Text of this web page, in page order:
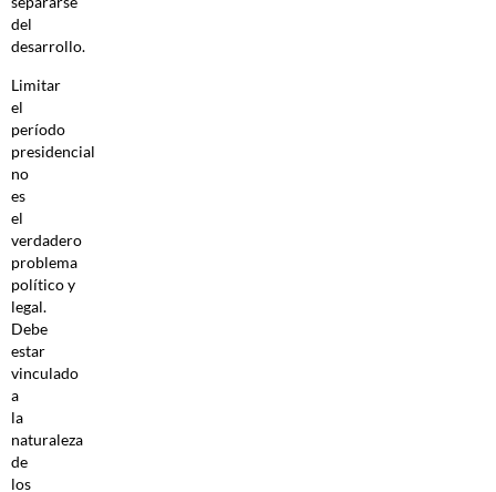
del
desarrollo.
Limitar
el
período
presidencial
no
es
el
verdadero
problema
político y
legal.
Debe
estar
vinculado
a
la
naturaleza
de
los